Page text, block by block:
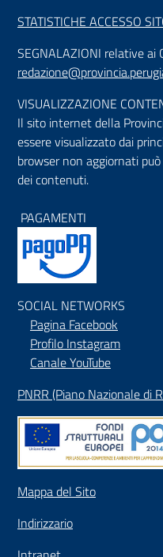
STATISTICHE ACCESSO
SEGNALAZIONI relative ai
VISUALIZZAZIONE
Il sito internet della
essere visualizzato dai
browser non aggiornati
dei contenuti.
PAGAMENTI
SOCIAL NETWORKS
Pagina Facebook
Profilo Instagram
Canale YouTube
PNRR (Piano Nazionale di
Mappa del Sito
Indirizzario